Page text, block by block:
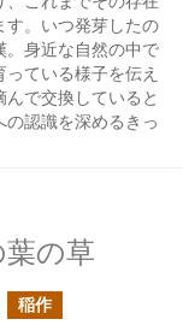
す。いつ発芽したの
。身近な自然の中で
ている様子を伝え
で交換していると
認識を深めるきっ
の草
稲作